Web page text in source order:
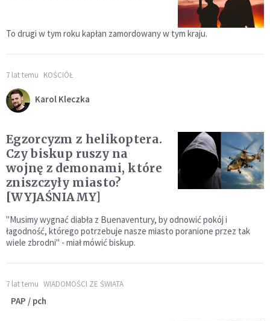
To drugi w tym roku kapłan zamordowany w tym kraju.
7 lat temu KOŚCIÓŁ
Karol Kleczka
Egzorcyzm z helikoptera.
Czy biskup ruszy na
wojnę z demonami, które
zniszczyły miasto?
[WYJAŚNIAMY]
"Musimy wygnać diabła z Buenaventury, by odnowić pokój i
łagodność, którego potrzebuje nasze miasto poranione przez tak
wiele zbrodni" - miał mówić biskup.
7 lat temu WIADOMOŚCI ZE ŚWIATA
PAP / pch